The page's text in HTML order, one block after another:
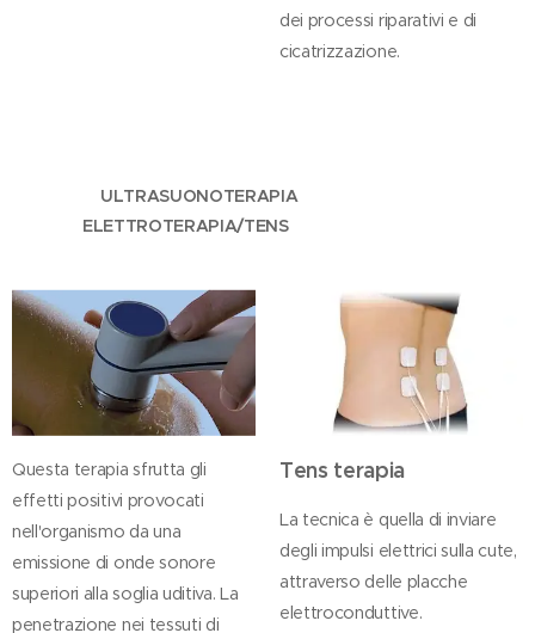
dei processi riparativi e di
cicatrizzazione.
ULTRASUONOTERAPIA
ELETTROTERAPIA/TENS
Questa terapia sfrutta gli
effetti positivi provocati
nell'organismo da una
emissione di onde sonore
superiori alla soglia uditiva. La
penetrazione nei tessuti di
Tens terapia
La tecnica è quella di inviare
degli impulsi elettrici sulla cute,
attraverso delle placche
elettroconduttive.